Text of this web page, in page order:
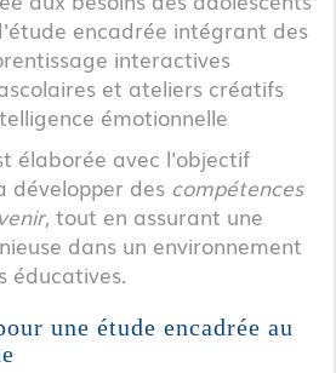
encadrée intégrant des
interactives
et ateliers créatifs
émotionnelle
élaborée avec l'objectif
développer des compétences
, tout en assurant une
dans un environnement
éducatives.
une étude encadrée au